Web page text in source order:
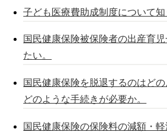
子ども医療費助成制度について知
国民健康保険被保険者の出産育
たい。
国民健康保険を脱退するのはど
どのような手続きが必要か。
国民健康保険の保険料の減額・